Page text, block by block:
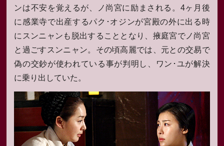
ンは不安を覚えるが、ノ尚宮に励まされる。4ヶ月後
に感業寺で出産するパク･オジンが宮殿の外に出る時
にスンニャンも脱出することとなり、掖庭宮でノ尚宮
と過ごすスンニャン。その頃高麗では、元との交易で
偽の交鈔が使われている事が判明し、ワン･ユが解決
に乗り出していた。